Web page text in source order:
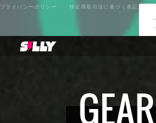
GEAR
プライバシーポリシー 特定商取引法に基づく表記